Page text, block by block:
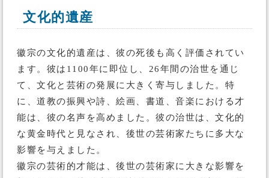
文化的遺産
徽宗の文化的遺産は、彼の死後も高く評価されてい
ます。彼は1100年に即位し、26年間の治世を通じ
て、文化と芸術の発展に大きく寄与しました。特
に、道教の振興や詩、絵画、書道、音楽における才
能は、彼の名声を高めました。彼の治世は、文化的
な黄金時代と見なされ、後世の芸術家たちに多大な
影響を与えました。
徽宗の芸術的才能は、後世の芸術家に大きな影響を